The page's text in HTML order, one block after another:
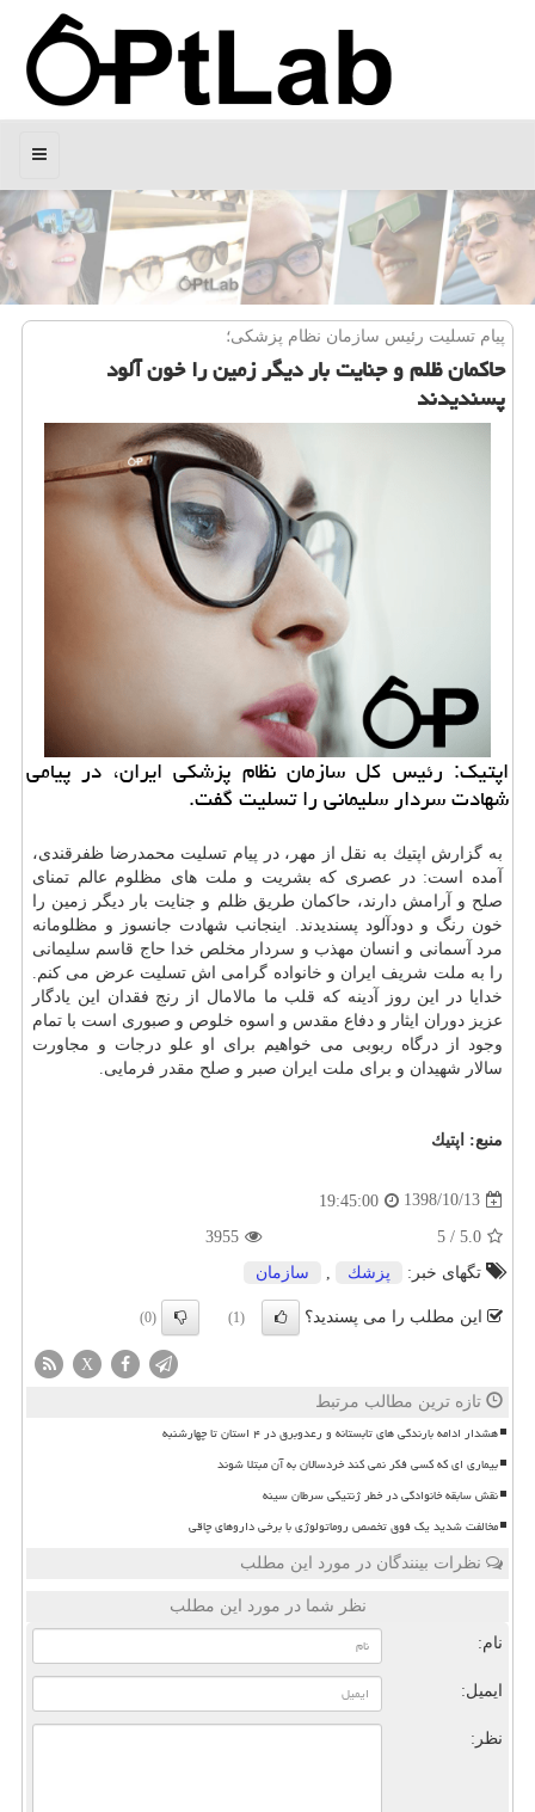
منو
پیام تسلیت رئیس سازمان نظام پزشكی؛
حاكمان ظلم و جنایت بار دیگر زمین را خون آلود
پسندیدند
اپتیك: رئیس كل سازمان نظام پزشكی ایران، در پیامی
شهادت سردار سلیمانی را تسلیت گفت.
به گزارش اپتیك به نقل از مهر، در پیام تسلیت محمدرضا ظفرقندی،
آمده است: در عصری كه بشریت و ملت های مظلوم عالم تمنای
صلح و آرامش دارند، حاكمان طریق ظلم و جنایت بار دیگر زمین را
خون رنگ و دودآلود پسندیدند. اینجانب شهادت جانسوز و مظلومانه
مرد آسمانی و انسان مهذب و سردار مخلص خدا حاج قاسم سلیمانی
را به ملت شریف ایران و خانواده گرامی اش تسلیت عرض می كنم.
خدایا در این روز آدینه كه قلب ما مالامال از رنج فقدان این یادگار
عزیز دوران ایثار و دفاع مقدس و اسوه خلوص و صبوری است با تمام
وجود از درگاه ربوبی می خواهیم برای او علو درجات و مجاورت
سالار شهیدان و برای ملت ایران صبر و صلح مقدر فرمایی.
منبع: اپتیك
1398/10/13
19:45:00
5.0
/
5
3955
تگهای خبر:
پزشك سازمان
این مطلب را می پسندید؟ (1)
(0)
X
تازه ترین مطالب مرتبط
هشدار ادامه بارندگی های تابستانه و رعدوبرق در ۴ استان تا چهارشنبه
بیماری ای که کسی فکر نمی کند خردسالان به آن مبتلا شوند
نقش سابقه خانوادگی در خطر ژنتیکی سرطان سینه
مخالفت شدید یک فوق تخصص روماتولوژی با برخی داروهای چاقی
نظرات بینندگان در مورد این مطلب
نظر شما در مورد این مطلب
نام:
ایمیل:
نظر: